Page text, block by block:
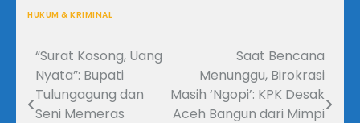
HUKUM & KRIMINAL
Navigasi
pos
“Surat Kosong, Uang
Nyata”: Bupati
Tulungagung dan
Seni Memeras
Saat Bencana
Menunggu, Birokrasi
Masih ‘Ngopi’: KPK Desak
Aceh Bangun dari Mimpi